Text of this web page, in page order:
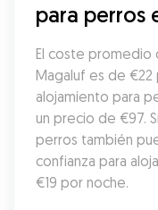
para perros
El coste promedio
Magaluf es de €22
alojamiento para
un precio de €97.
perros también
confianza para
€19 por noche.